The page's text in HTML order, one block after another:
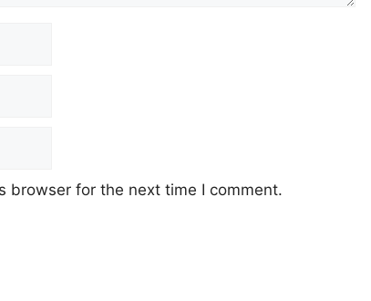
browser for the next time I comment.